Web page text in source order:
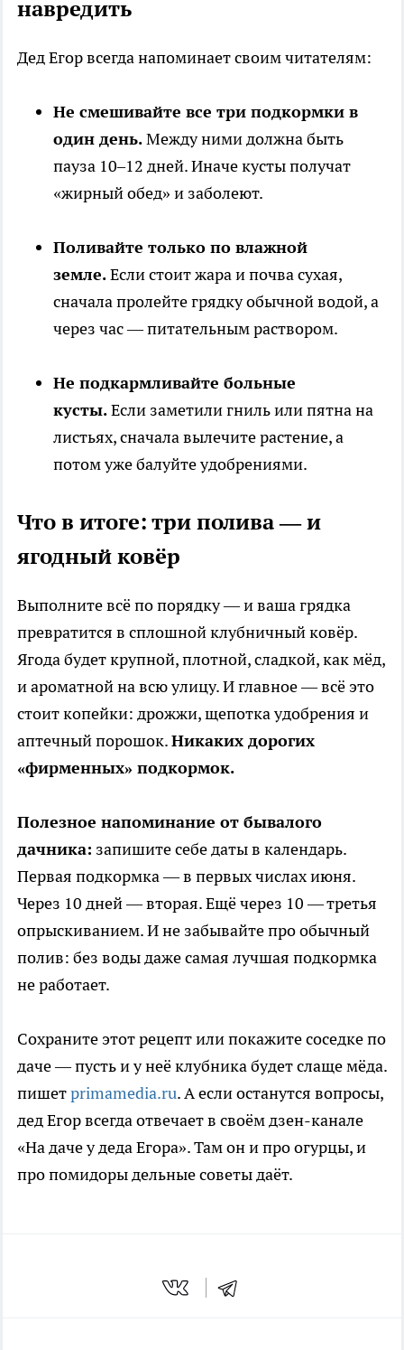
навредить
Дед Егор всегда напоминает своим читателям:
Не смешивайте все три подкормки в
один день.Между ними должна быть
пауза 10–12 дней. Иначе кусты получат
«жирный обед» и заболеют.
Поливайте только по влажной
земле.Если стоит жара и почва сухая,
сначала пролейте грядку обычной водой, а
через час — питательным раствором.
Не подкармливайте больные
кусты.Если заметили гниль или пятна на
листьях, сначала вылечите растение, а
потом уже балуйте удобрениями.
Что в итоге: три полива — и
ягодный ковёр
Выполните всё по порядку — и ваша грядка
превратится в сплошной клубничный ковёр.
Ягода будет крупной, плотной, сладкой, как мёд,
и ароматной на всю улицу. И главное — всё это
стоит копейки: дрожжи, щепотка удобрения и
аптечный порошок.Никаких дорогих
«фирменных» подкормок.
Полезное напоминание от бывалого
дачника: запишите себе даты в календарь.
Первая подкормка — в первых числах июня.
Через 10 дней — вторая. Ещё через 10 — третья
опрыскиванием. И не забывайте про обычный
полив: без воды даже самая лучшая подкормка
не работает.
Сохраните этот рецепт или покажите соседке по
даче — пусть и у неё клубника будет слаще мёда.
пишетprimamedia.ru. А если останутся вопросы,
дед Егор всегда отвечает в своём дзен-канале
«На даче у деда Егора». Там он и про огурцы, и
про помидоры дельные советы даёт.